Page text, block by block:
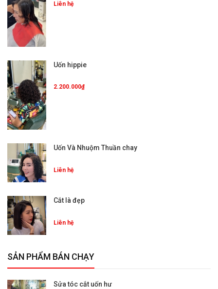
Liên hệ
Uốn hippie
2.200.000₫
Uốn Và Nhuộm Thuần chay
Liên hệ
Cắt là đẹp
Liên hệ
SẢN PHẨM BÁN CHẠY
Sửa tóc cắt uốn hư